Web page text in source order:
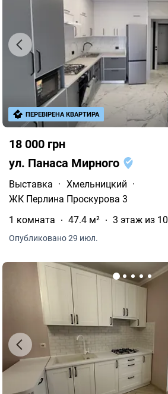
18 000 грн
ул. Панаса Мирного
Выставка · Хмельницкий ·
ЖК Перлина Проскурова 3
1 комната
47.4 м² 3 этаж из 10
Опубликовано 29 июл.
ПЕРЕВІРЕНА КВАРТИРА